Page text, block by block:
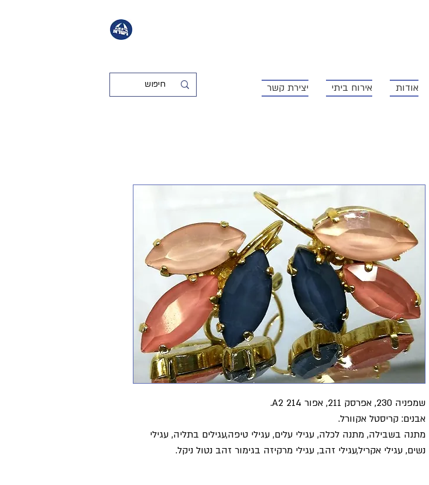
אודות אירוח ביתי יצירת קשר
שמפניה 230, אפרסק 211, אפור A2 214.
אבנים: קריסטל אקוורל.
מתנה בשבילה, מתנה לכלה, עגילי עלים, עגילי טיפה,עגילים בתליה, עגילי
נשים, עגילי אקריל,עגילי זהב, עגילי מרקיזה בגימור זהב נטול ניקל.